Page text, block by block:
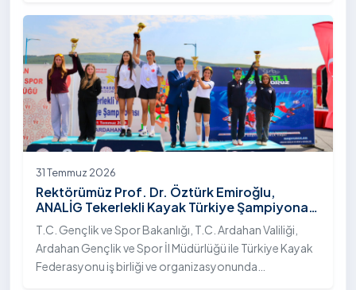
31 Temmuz 2026
Rektörümüz Prof. Dr. Öztürk Emiroğlu,
ANALİG Tekerlekli Kayak Türkiye Şampiyonası
Ödül Töreni’ne Katıldı
T.C. Gençlik ve Spor Bakanlığı, T.C. Ardahan Valiliği,
Ardahan Gençlik ve Spor İl Müdürlüğü ile Türkiye Kayak
Federasyonu iş birliği ve organizasyonunda